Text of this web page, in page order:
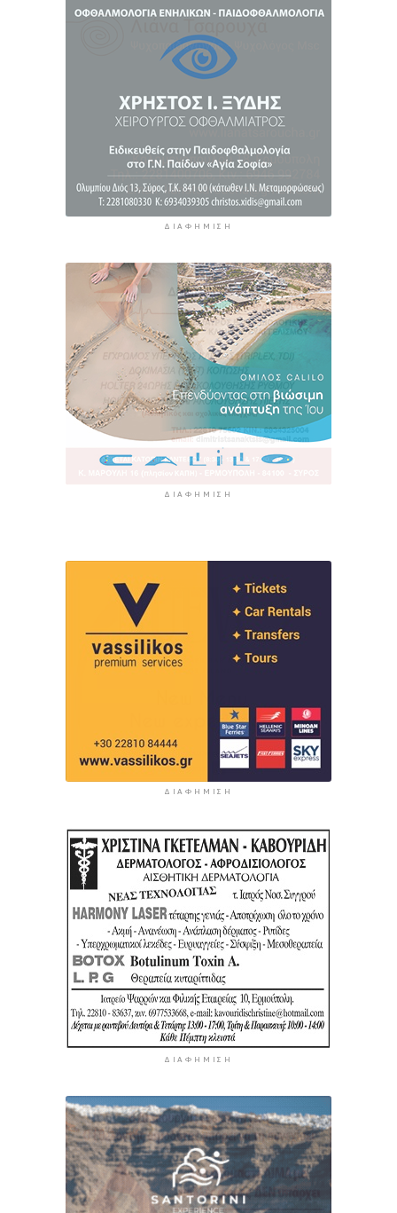
ΔΙΑΦΉΜΙΣΗ
ΔΙΑΦΉΜΙΣΗ
ΔΙΑΦΉΜΙΣΗ
ΔΙΑΦΉΜΙΣΗ